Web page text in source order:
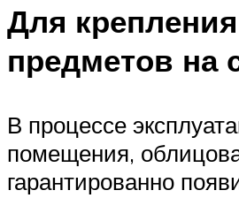
Для крепления
предметов на
В процессе
помещения,
гарантированно